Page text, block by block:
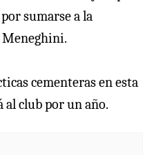
sumarse a la
Meneghini.
cementeras en esta
club por un año.